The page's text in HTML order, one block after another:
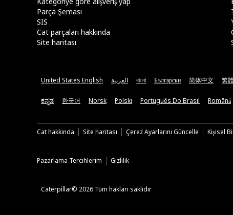
Parça Şeması
SIS
Cat parçaları hakkında
Site haritası
United States English العربية বাংলা Български 简体中文 繁
ಕನ್ನಡ 한국어 Norsk Polski Português Do Brasil Română
Cat hakkında Site haritası Çerez Ayarlarını Güncelle Kişisel
Pazarlama Tercihlerim Gizlilik
Caterpillar© 2026 Tüm hakları saklıdır